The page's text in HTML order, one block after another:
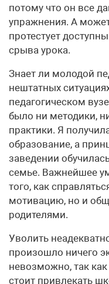
потому что он все
упражнения. А
протестует
срыва урока.
Знает ли молодой
нештатных
педагогическом
было ни методики,
практики. Я
образование, а
заведении
семье. Важнейшее
того, как
мотивацию, но и
родителями.
Уволить
произошло ничего
невозможно, так
стоит привлекать